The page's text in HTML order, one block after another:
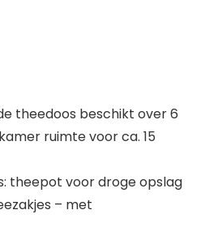
theedoos beschikt over 6
ruimte voor ca. 15
theepot voor droge opslag
– met